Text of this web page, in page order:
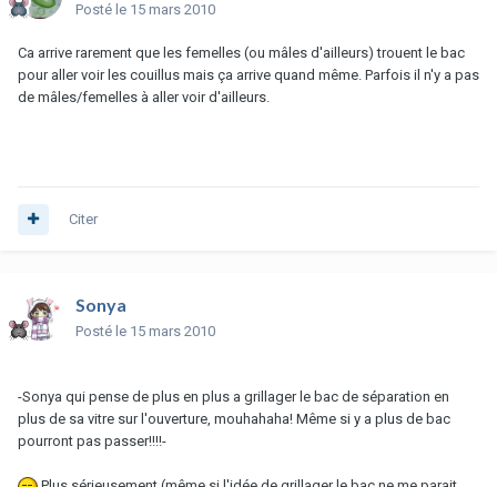
Posté le 15 mars 2010
Ca arrive rarement que les femelles (ou mâles d'ailleurs) trouent le bac
pour aller voir les couillus mais ça arrive quand même. Parfois il n'y a pas
de mâles/femelles à aller voir d'ailleurs.
Citer
Sonya
Posté le 15 mars 2010
-Sonya qui pense de plus en plus a grillager le bac de séparation en
plus de sa vitre sur l'ouverture, mouhahaha! Même si y a plus de bac
pourront pas passer!!!!-